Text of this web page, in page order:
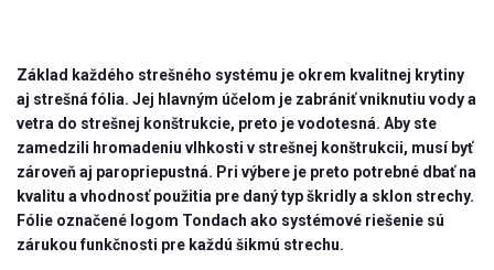
Základ každého strešného systému je okrem kvalitnej krytiny
aj strešná fólia. Jej hlavným účelom je zabrániť vniknutiu vody a
vetra do strešnej konštrukcie, preto je vodotesná. Aby ste
zamedzili hromadeniu vlhkosti v strešnej konštrukcii, musí byť
zároveň aj paropriepustná. Pri výbere je preto potrebné dbať na
kvalitu a vhodnosť použitia pre daný typ škridly a sklon strechy.
Fólie označené logom Tondach ako systémové riešenie sú
zárukou funkčnosti pre každú šikmú strechu.